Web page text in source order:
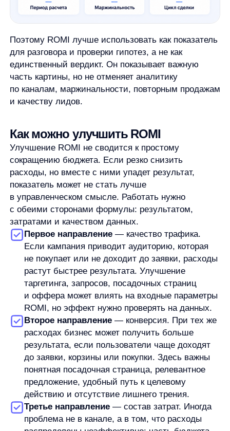
Коротко: что запомнить о ROMI
ROMI— показатель окупаемости
маркетинговых вложений. Он помогает понять,
как измеренный результат маркетинга
Чтобы расчет был полезным, нужно заранее
определить, что считается результатом, какие
правила не зафиксированы, показатель может
выглядеть убедительно, но плохо помогать
в решениях.
ROMI полезен, когда нужно сравнить кампании,
оценить канал, проверить гипотезу или обсудить
бюджет. Но его нельзя читать без контекста:
маржинальности, атрибуции, цикла сделки,
повторных продаж и состава расходов.
Главная ценность ROMI не в самом проценте,
а в дисциплине расчета. Он заставляет связать
маркетинговые действия с финансовым
результатом и аккуратнее обсуждать, какие
Станислав Вичиновский
Менеджер проектов any
Станислав Вичиновский — MarCom Manager в any. Он занимается
ведением комьюнити, контентом, вебинарами и исследованиями,
а также пишет материалы об AI и e-commerce.
В any Станислав работает с задачами на стыке продукта,
клиентского сервиса и маркетинга. Он участвовал в продуктовом
развитии, помогал выстраивать процессы в команде, занимался
клиентским сервисом и экспериментальными AI-направлениями.
До перехода в маркетинг Станислав работал с продажами,
аккаунт-менеджментом, операционными процессами, розницей,
недвижимостью, обучением и управлением. Такой опыт помогает